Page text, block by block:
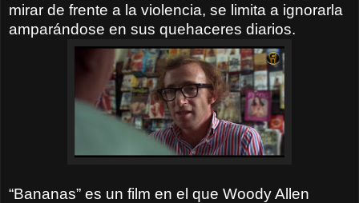
mirar de frente a la violencia, se limita a ignorarla
amparándose en sus quehaceres diarios.
“Bananas” es un film en el que Woody Allen